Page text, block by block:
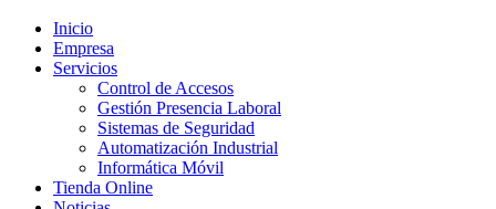
Inicio
Empresa
Servicios
Control de Accesos
Gestión Presencia Laboral
Sistemas de Seguridad
Automatización Industrial
Informática Móvil
Tienda Online